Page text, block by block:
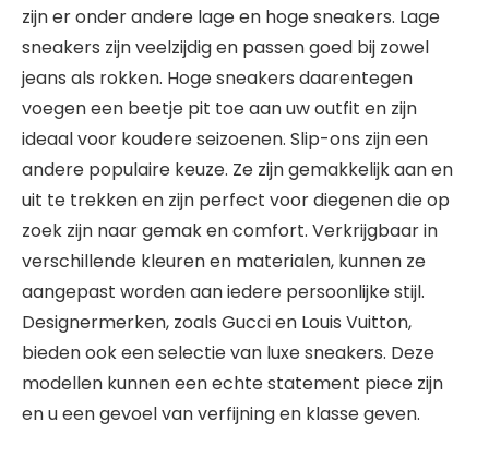
zijn er onder andere lage en hoge sneakers. Lage
sneakers zijn veelzijdig en passen goed bij zowel
jeans als rokken. Hoge sneakers daarentegen
voegen een beetje pit toe aan uw outfit en zijn
ideaal voor koudere seizoenen. Slip-ons zijn een
andere populaire keuze. Ze zijn gemakkelijk aan en
uit te trekken en zijn perfect voor diegenen die op
zoek zijn naar gemak en comfort. Verkrijgbaar in
verschillende kleuren en materialen, kunnen ze
aangepast worden aan iedere persoonlijke stijl.
Designermerken, zoals Gucci en Louis Vuitton,
bieden ook een selectie van luxe sneakers. Deze
modellen kunnen een echte statement piece zijn
en u een gevoel van verfijning en klasse geven.